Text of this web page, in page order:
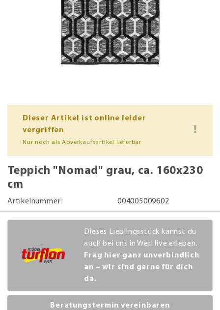
Dieser Artikel ist online leider
vergriffen
Nur noch als Abverkaufsartikel lieferbar
Teppich "Nomad" grau, ca. 160x230
cm
Artikelnummer: 004005009602
Dieses Lieblingsstück kannst du
auch bei uns in Werl live erleben.
Frag hier ganz unverbindlich
an – wir sind gerne für dich
da.
Beratungstermin vereinbaren